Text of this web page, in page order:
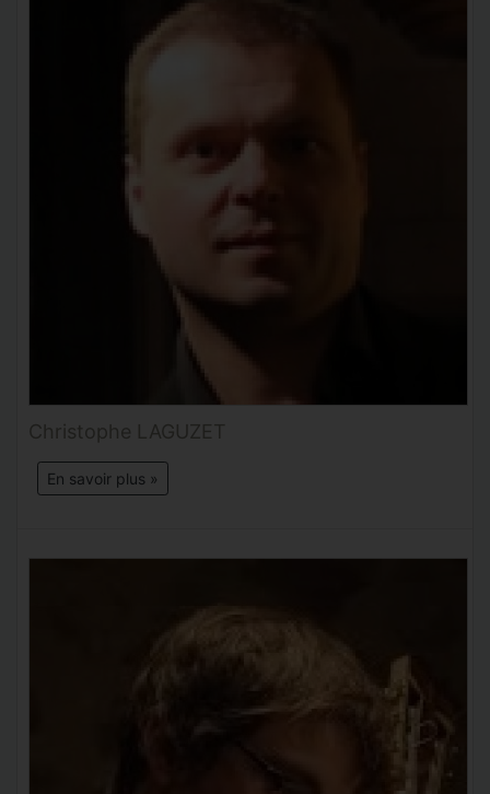
Christophe LAGUZET
En savoir plus »